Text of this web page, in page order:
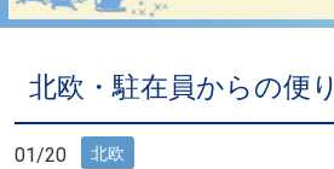
北欧・駐在員からの便り
01/20 北欧